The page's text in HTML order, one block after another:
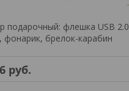
подарочный: флешка USB 2.0
фонарик, брелок-карабин
руб.